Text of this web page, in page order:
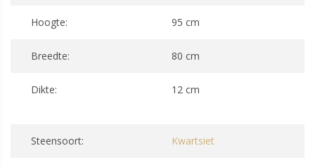
Hoogte: 95 cm
Breedte: 80 cm
Dikte: 12 cm
Steensoort: Kwartsiet